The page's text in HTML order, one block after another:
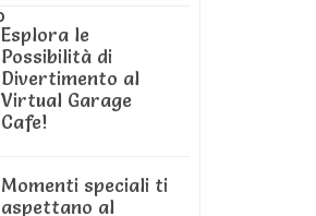
Esplora le
Possibilità di
Divertimento al
Virtual Garage
Cafe!
Momenti speciali ti
aspettano al